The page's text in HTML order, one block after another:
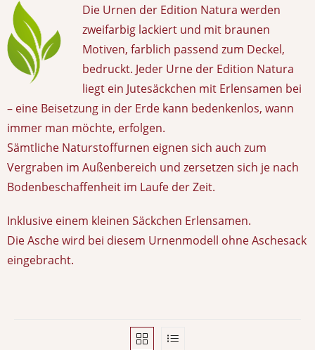
Die Urnen der Edition Natura werden
zweifarbig lackiert und mit braunen
Motiven, farblich passend zum Deckel,
bedruckt. Jeder Urne der Edition Natura
liegt ein Jutesäckchen mit Erlensamen bei
– eine Beisetzung in der Erde kann bedenkenlos, wann
immer man möchte, erfolgen.
Sämtliche Naturstoffurnen eignen sich auch zum
Vergraben im Außenbereich und zersetzen sich je nach
Bodenbeschaffenheit im Laufe der Zeit.
Inklusive einem kleinen Säckchen Erlensamen.
Die Asche wird bei diesem Urnenmodell ohne Aschesack
eingebracht.